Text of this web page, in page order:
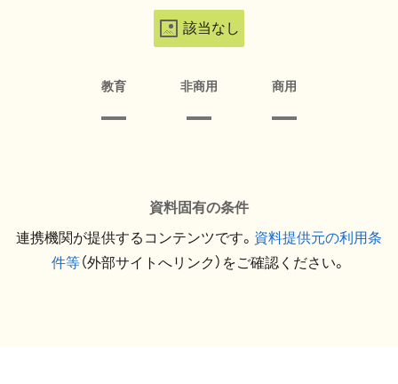
該当なし
教育 非商用 商用
資料固有の条件
連携機関が提供するコンテンツです。 資料提供元の利用条
件等（外部サイトへリンク）をご確認ください。